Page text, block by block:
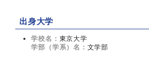
出身大学
学校名： 東京大学
学部（学系）名： 文学部